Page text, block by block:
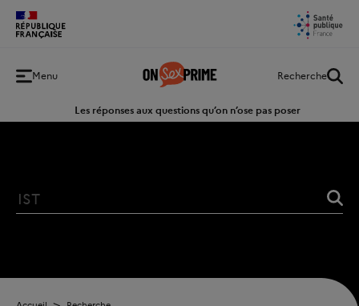
Menu
Retour
l'accueil
Recherche
Les réponses aux questions qu’on n’ose pas poser